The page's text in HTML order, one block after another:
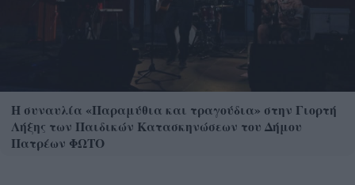
Η συναυλία «Παραμύθια και τραγούδια» στην Γιορτή
Λήξης των Παιδικών Κατασκηνώσεων του Δήμου
Πατρέων ΦΩΤΟ